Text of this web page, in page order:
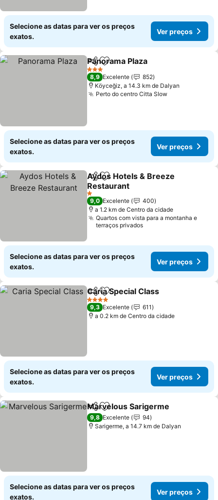
Selecione as datas para ver os preços
exatos.
Ver preços
PartilharAdicionar aos favoritos
Panorama Plaza
3 Estrelas
8,9 Excelente
852
Köyceğiz, a 14.3 km de Dalyan
Perto do centro Citta SlowVer preços
Selecione as datas para ver os preços
exatos.
Ver preços
PartilharAdicionar aos favoritos
Aydos Hotels & Breeze
Restaurant
Ver preços
1 Estrelas
9,0 Excelente
400
a 1.2 km de Centro da cidade
Quartos com vista para a montanha e
terraços privados
Selecione as datas para ver os preços
exatos.
Ver preços
PartilharAdicionar aos favoritos
Caria Special Class
4 Estrelas
9,3 Excelente
611
a 0.2 km de Centro da cidade
Selecione as datas para ver os preços
exatos.
Ver preços
PartilharAdicionar aos favoritos
Marvelous Sarigerme
9,8 Excelente
94
Sarigerme, a 14.7 km de Dalyan
Selecione as datas para ver os preços
exatos.
Ver preços